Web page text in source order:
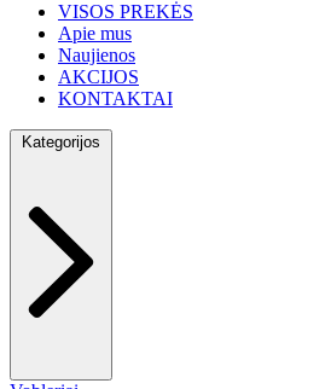
VISOS PREKĖS
Apie mus
Naujienos
AKCIJOS
KONTAKTAI
Kategorijos